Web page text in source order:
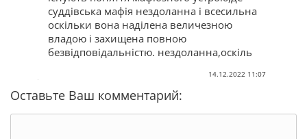
суддівська мафія нездоланна і всесильна
оскільки вона наділена величезною
владою і захищена повною
безвідповідальністю. нездоланна,оскіль
14.12.2022 11:07
Оставьте Ваш комментарий: